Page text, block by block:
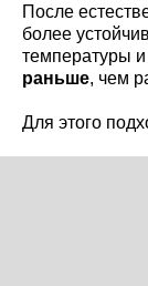
После
более
температуры и
раньше, чем
Для этого